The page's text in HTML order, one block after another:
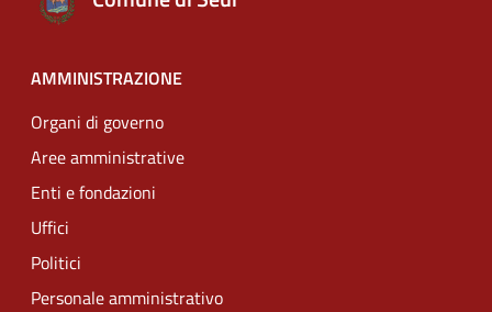
AMMINISTRAZIONE
Organi di governo
Aree amministrative
Enti e fondazioni
Uffici
Politici
Personale amministrativo